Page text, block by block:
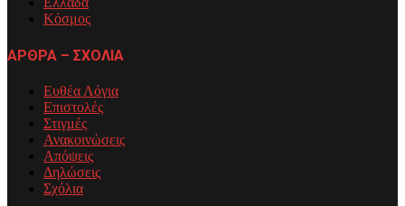
Κόσμος
ΑΡΘΡΑ – ΣΧΟΛΙΑ
Ευθέα Λόγια
Επιστολές
Στιγμές
Ανακοινώσεις
Απόψεις
Δηλώσεις
Σχόλια